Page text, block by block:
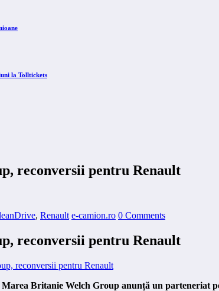
la Tolltickets
reconversii pentru Renault
, Renault e-camion.ro 0 Comments
reconversii pentru Renault
Britanie Welch Group anunță un parteneriat